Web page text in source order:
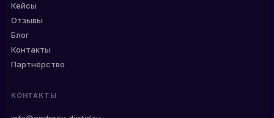
Кейсы
Отзывы
Блог
Контакты
Партнёрство
КОНТАКТЫ